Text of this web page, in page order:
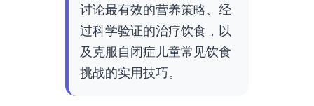
讨论最有效的营养策略、经
过科学验证的治疗饮食，以
及克服自闭症儿童常见饮食
挑战的实用技巧。